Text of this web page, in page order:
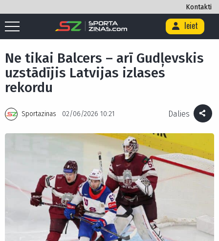
Kontakti
Ieiet
Sākums / Ne tikai Balcers – arī Gudļevskis uzstādījis Latvijas
Ne tikai Balcers – arī Gudļevskis
uzstādījis Latvijas izlases
rekordu
Sportazinas 02/06/2026 10:21 Dalies